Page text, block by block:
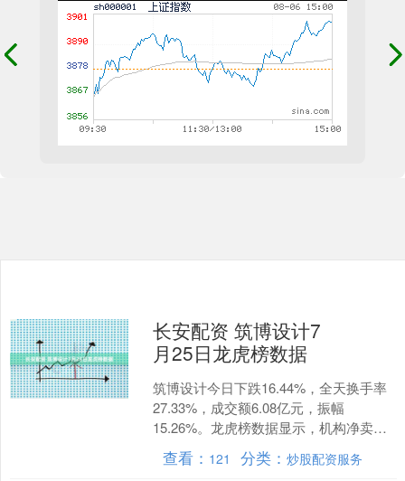
长安配资 筑博设计7
月25日龙虎榜数据
筑博设计今日下跌16.44%，全天换手率
27.33%，成交额6.08亿元，振幅
15.26%。龙虎榜数据显示，机构净卖出
657.84万元，营业部席位合计净卖出
44....
查看： 121 分类：炒股配资服务